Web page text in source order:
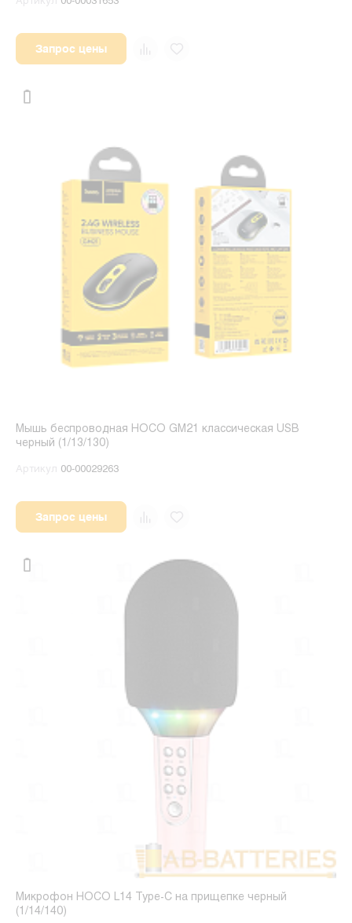
Запрос цены
Мышь беспроводная HOCO GM21 классическая USB
черный (1/13/130)
Артикул 00-00029263
Запрос цены
Микрофон HOCO L14 Type-C на прищепке черный
(1/14/140)